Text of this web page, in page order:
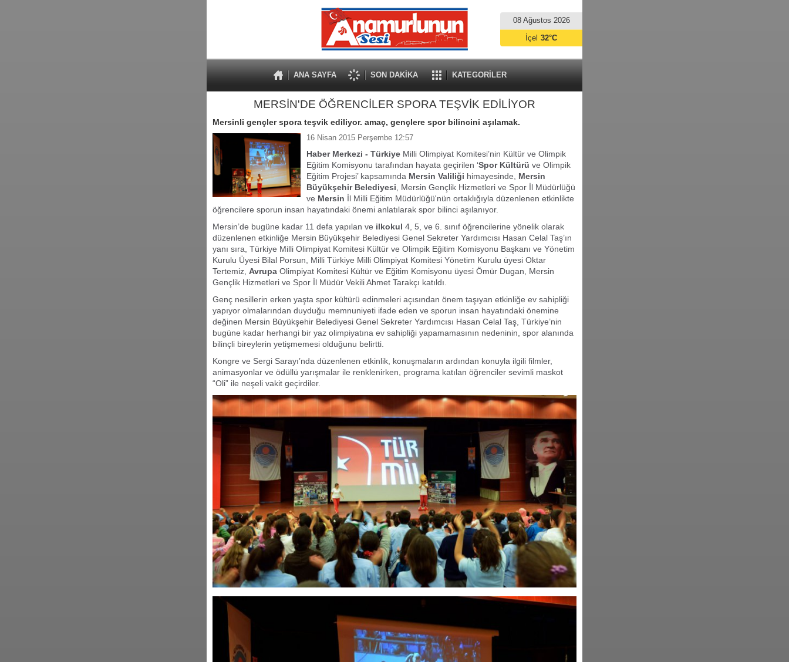
08 Ağustos 2026
ANA SAYFA SON DAKİKA KATEGORİLER
İçel 32°C
MERSİN'DE ÖĞRENCİLER SPORA TEŞVİK EDİLİYOR
Mersinli gençler spora teşvik ediliyor. amaç, gençlere spor bilincini aşılamak.
16 Nisan 2015 Perşembe 12:57
Haber Merkezi - Türkiye Milli Olimpiyat Komitesi’nin Kültür ve Olimpik
Eğitim Komisyonu tarafından hayata geçirilen ‘Spor Kültürü ve Olimpik
Eğitim Projesi’ kapsamında Mersin Valiliği himayesinde, Mersin
Büyükşehir Belediyesi , Mersin Gençlik Hizmetleri ve Spor İl Müdürlüğü
ve Mersin İl Milli Eğitim Müdürlüğü'nün ortaklığıyla düzenlenen etkinlikte
öğrencilere sporun insan hayatındaki önemi anlatılarak spor bilinci aşılanıyor.
Mersin’de bugüne kadar 11 defa yapılan ve ilkokul 4, 5, ve 6. sınıf öğrencilerine yönelik olarak
düzenlenen etkinliğe Mersin Büyükşehir Belediyesi Genel Sekreter Yardımcısı Hasan Celal Taş’ın
yanı sıra, Türkiye Milli Olimpiyat Komitesi Kültür ve Olimpik Eğitim Komisyonu Başkanı ve Yönetim
Kurulu Üyesi Bilal Porsun, Milli Türkiye Milli Olimpiyat Komitesi Yönetim Kurulu üyesi Oktar
Tertemiz, Avrupa Olimpiyat Komitesi Kültür ve Eğitim Komisyonu üyesi Ömür Dugan, Mersin
Gençlik Hizmetleri ve Spor İl Müdür Vekili Ahmet Tarakçı katıldı.
Genç nesillerin erken yaşta spor kültürü edinmeleri açısından önem taşıyan etkinliğe ev sahipliği
yapıyor olmalarından duyduğu memnuniyeti ifade eden ve sporun insan hayatındaki önemine
değinen Mersin Büyükşehir Belediyesi Genel Sekreter Yardımcısı Hasan Celal Taş, Türkiye’nin
bugüne kadar herhangi bir yaz olimpiyatına ev sahipliği yapamamasının nedeninin, spor alanında
bilinçli bireylerin yetişmemesi olduğunu belirtti.
Kongre ve Sergi Sarayı’nda düzenlenen etkinlik, konuşmaların ardından konuyla ilgili filmler,
animasyonlar ve ödüllü yarışmalar ile renklenirken, programa katılan öğrenciler sevimli maskot
“Oli” ile neşeli vakit geçirdiler.